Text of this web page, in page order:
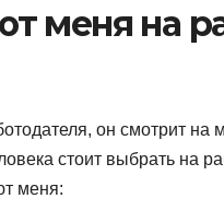
меня на
он смотрит на
стоит выбрать на
меня: